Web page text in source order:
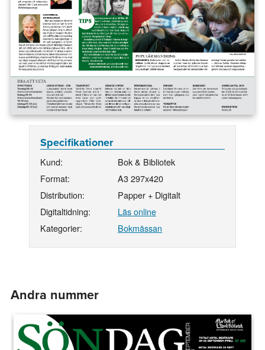
Specifikationer
Kund:
Bok & Bibliotek
Format:
A3 297x420
Distribution:
Papper + Digitalt
Digitaltidning:
Läs online
Kategorier:
Bokmässan
Andra nummer